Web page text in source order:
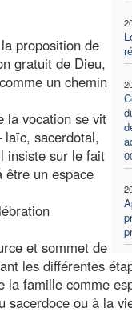
proposition de
gratuit de Dieu,
un chemin
la vocation se vit
laïc, sacerdotal,
insiste sur le fait
être un espace
et sommet de
les différentes
la famille comme
sacerdoce ou à la